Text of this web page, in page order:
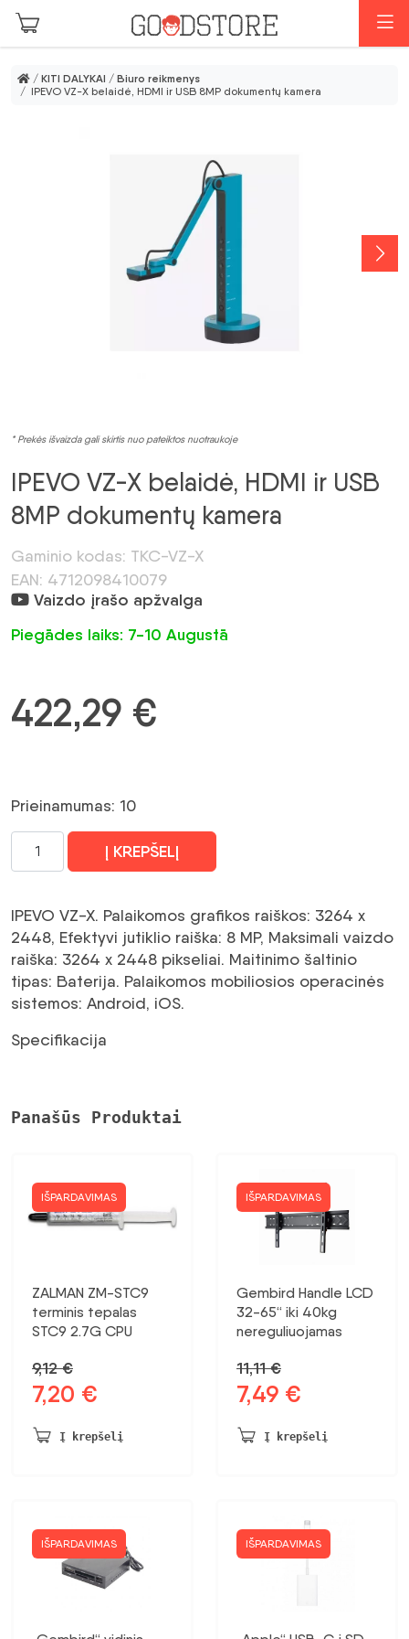
Pereiti prie pagrindinio turinio
/ KITI DALYKAI / Biuro reikmenys
/ IPEVO VZ-X belaidė, HDMI ir USB 8MP dokumentų kamera
* Prekės išvaizda gali skirtis nuo pateiktos nuotraukoje
IPEVO VZ-X belaidė, HDMI ir USB
8MP dokumentų kamera
Gaminio kodas: TKC-VZ-X
EAN: 4712098410079
Vaizdo įrašo apžvalga
Piegādes laiks: 7-10 Augustā
422,29 €
Prieinamumas: 10
produkto
VZ-
X
Wireless,
HDMI
un
8MP
Į KREPŠELĮ
IPEVO VZ-X. Palaikomos grafikos raiškos: 3264 x
2448, Efektyvi jutiklio raiška: 8 MP, Maksimali vaizdo
raiška: 3264 x 2448 pikseliai. Maitinimo šaltinio
tipas: Baterija. Palaikomos mobiliosios operacinės
sistemos: Android, iOS.
Specifikacija
Panašūs Produktai
IŠPARDAVIMAS
ZALMAN ZM-STC9
terminis tepalas
STC9 2.7G CPU
9,12€
Pradinė
buvo:
7,20 €
7,20 €.
Į krepšelį
IŠPARDAVIMAS
Gembird Handle LCD
32-65“ iki 40kg
nereguliuojamas
11,11€
Pradinė
buvo:
7,49 €
7,49 €.
Į krepšelį
IŠPARDAVIMAS IŠPARDAVIMAS